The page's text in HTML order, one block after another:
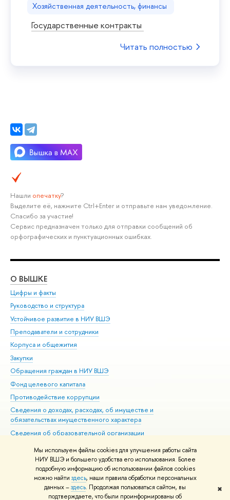
Мы используем файлы cookies для улучшения работы сайта
НИУ ВШЭ и большего удобства его использования. Более
подробную информацию об использовании файлов cookies
можно найти здесь, наши правила обработки персональных
данных –здесь. Продолжая пользоваться сайтом, вы
подтверждаете, что были проинформированы об
✖
Хозяйственная деятельность, финансы
Государственные контракты
Читать полностью
Нашли опечатку?
Выделите её, нажмите Ctrl+Enter и отправьте нам уведомление.
Спасибо за участие!
Сервис предназначен только для отправки сообщений об
орфографических и пунктуационных ошибках.
О ВЫШКЕ
Цифры и факты
Руководство и структура
Устойчивое развитие в НИУ ВШЭ
Преподаватели и сотрудники
Корпуса и общежития
Закупки
Обращения граждан в НИУ ВШЭ
Фонд целевого капитала
Противодействие коррупции
Сведения о доходах, расходах, об имуществе и
обязательствах имущественного характера
Сведения об образовательной организации
Людям с ограниченными возможностями здоровья
Единая платежная страница
Работа в Вышке